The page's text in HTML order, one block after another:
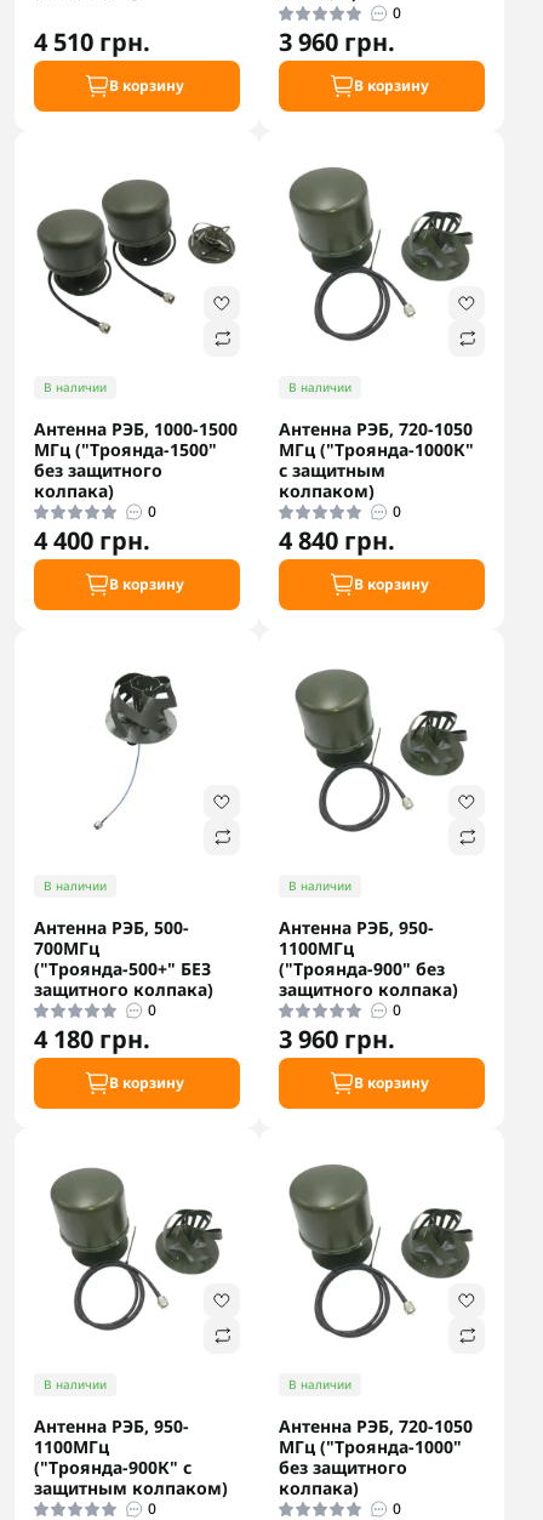
4 510 грн.
В корзину
0
3 960 грн.
В корзину
В наличии
Антенна РЭБ, 1000-1500
МГц ("Троянда-1500"
без защитного
колпака)
0
4 400 грн.
В корзину
В наличии
Антенна РЭБ, 720-1050
МГц ("Троянда-1000К"
с защитным
колпаком)
0
4 840 грн.
В корзину
В наличии
Антенна РЭБ, 500-
700МГц
("Троянда-500+" БЕЗ
защитного колпака)
0
4 180 грн.
В корзину
В наличии
Антенна РЭБ, 950-
1100МГц
("Троянда-900" без
защитного колпака)
0
3 960 грн.
В корзину
В наличии
Антенна РЭБ, 950-
1100МГц
("Троянда-900К" с
защитным колпаком)
0
В наличии
Антенна РЭБ, 720-1050
МГц ("Троянда-1000"
без защитного
колпака)
0